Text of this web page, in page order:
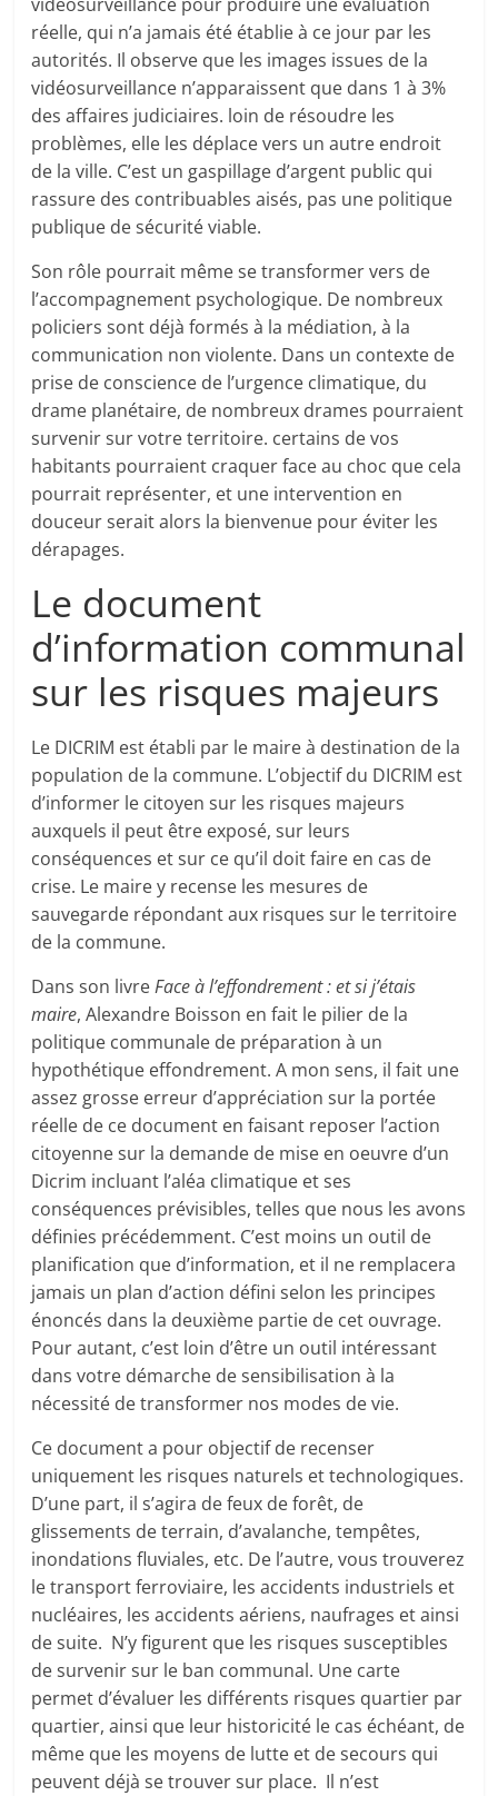
réelle, qui n’a jamais été établie à ce jour par les
autorités. Il observe que les images issues de la
vidéosurveillance n’apparaissent que dans 1 à 3%
des affaires judiciaires. loin de résoudre les
problèmes, elle les déplace vers un autre endroit
de la ville. C’est un gaspillage d’argent public qui
rassure des contribuables aisés, pas une politique
publique de sécurité viable.
Son rôle pourrait même se transformer vers de
l’accompagnement psychologique. De nombreux
policiers sont déjà formés à la médiation, à la
communication non violente. Dans un contexte de
prise de conscience de l’urgence climatique, du
drame planétaire, de nombreux drames pourraient
survenir sur votre territoire. certains de vos
habitants pourraient craquer face au choc que cela
pourrait représenter, et une intervention en
douceur serait alors la bienvenue pour éviter les
dérapages.
Le document
d’information communal
sur les risques majeurs
Le DICRIM est établi par le maire à destination de la
population de la commune. L’objectif du DICRIM est
d’informer le citoyen sur les risques majeurs
auxquels il peut être exposé, sur leurs
conséquences et sur ce qu’il doit faire en cas de
crise. Le maire y recense les mesures de
sauvegarde répondant aux risques sur le territoire
de la commune.
Dans son livreFace à l’effondrement : et si j’étais
maire, Alexandre Boisson en fait le pilier de la
politique communale de préparation à un
hypothétique effondrement. A mon sens, il fait une
assez grosse erreur d’appréciation sur la portée
réelle de ce document en faisant reposer l’action
citoyenne sur la demande de mise en oeuvre d’un
Dicrim incluant l’aléa climatique et ses
conséquences prévisibles, telles que nous les avons
définies précédemment. C’est moins un outil de
planification que d’information, et il ne remplacera
jamais un plan d’action défini selon les principes
énoncés dans la deuxième partie de cet ouvrage.
Pour autant, c’est loin d’être un outil intéressant
dans votre démarche de sensibilisation à la
nécessité de transformer nos modes de vie.
Ce document a pour objectif de recenser
uniquement les risques naturels et technologiques.
D’une part, il s’agira de feux de forêt, de
glissements de terrain, d’avalanche, tempêtes,
inondations fluviales, etc. De l’autre, vous trouverez
le transport ferroviaire, les accidents industriels et
nucléaires, les accidents aériens, naufrages et ainsi
de suite. N’y figurent que les risques susceptibles
de survenir sur le ban communal. Une carte
permet d’évaluer les différents risques quartier par
quartier, ainsi que leur historicité le cas échéant, de
même que les moyens de lutte et de secours qui
peuvent déjà se trouver sur place. Il n’est